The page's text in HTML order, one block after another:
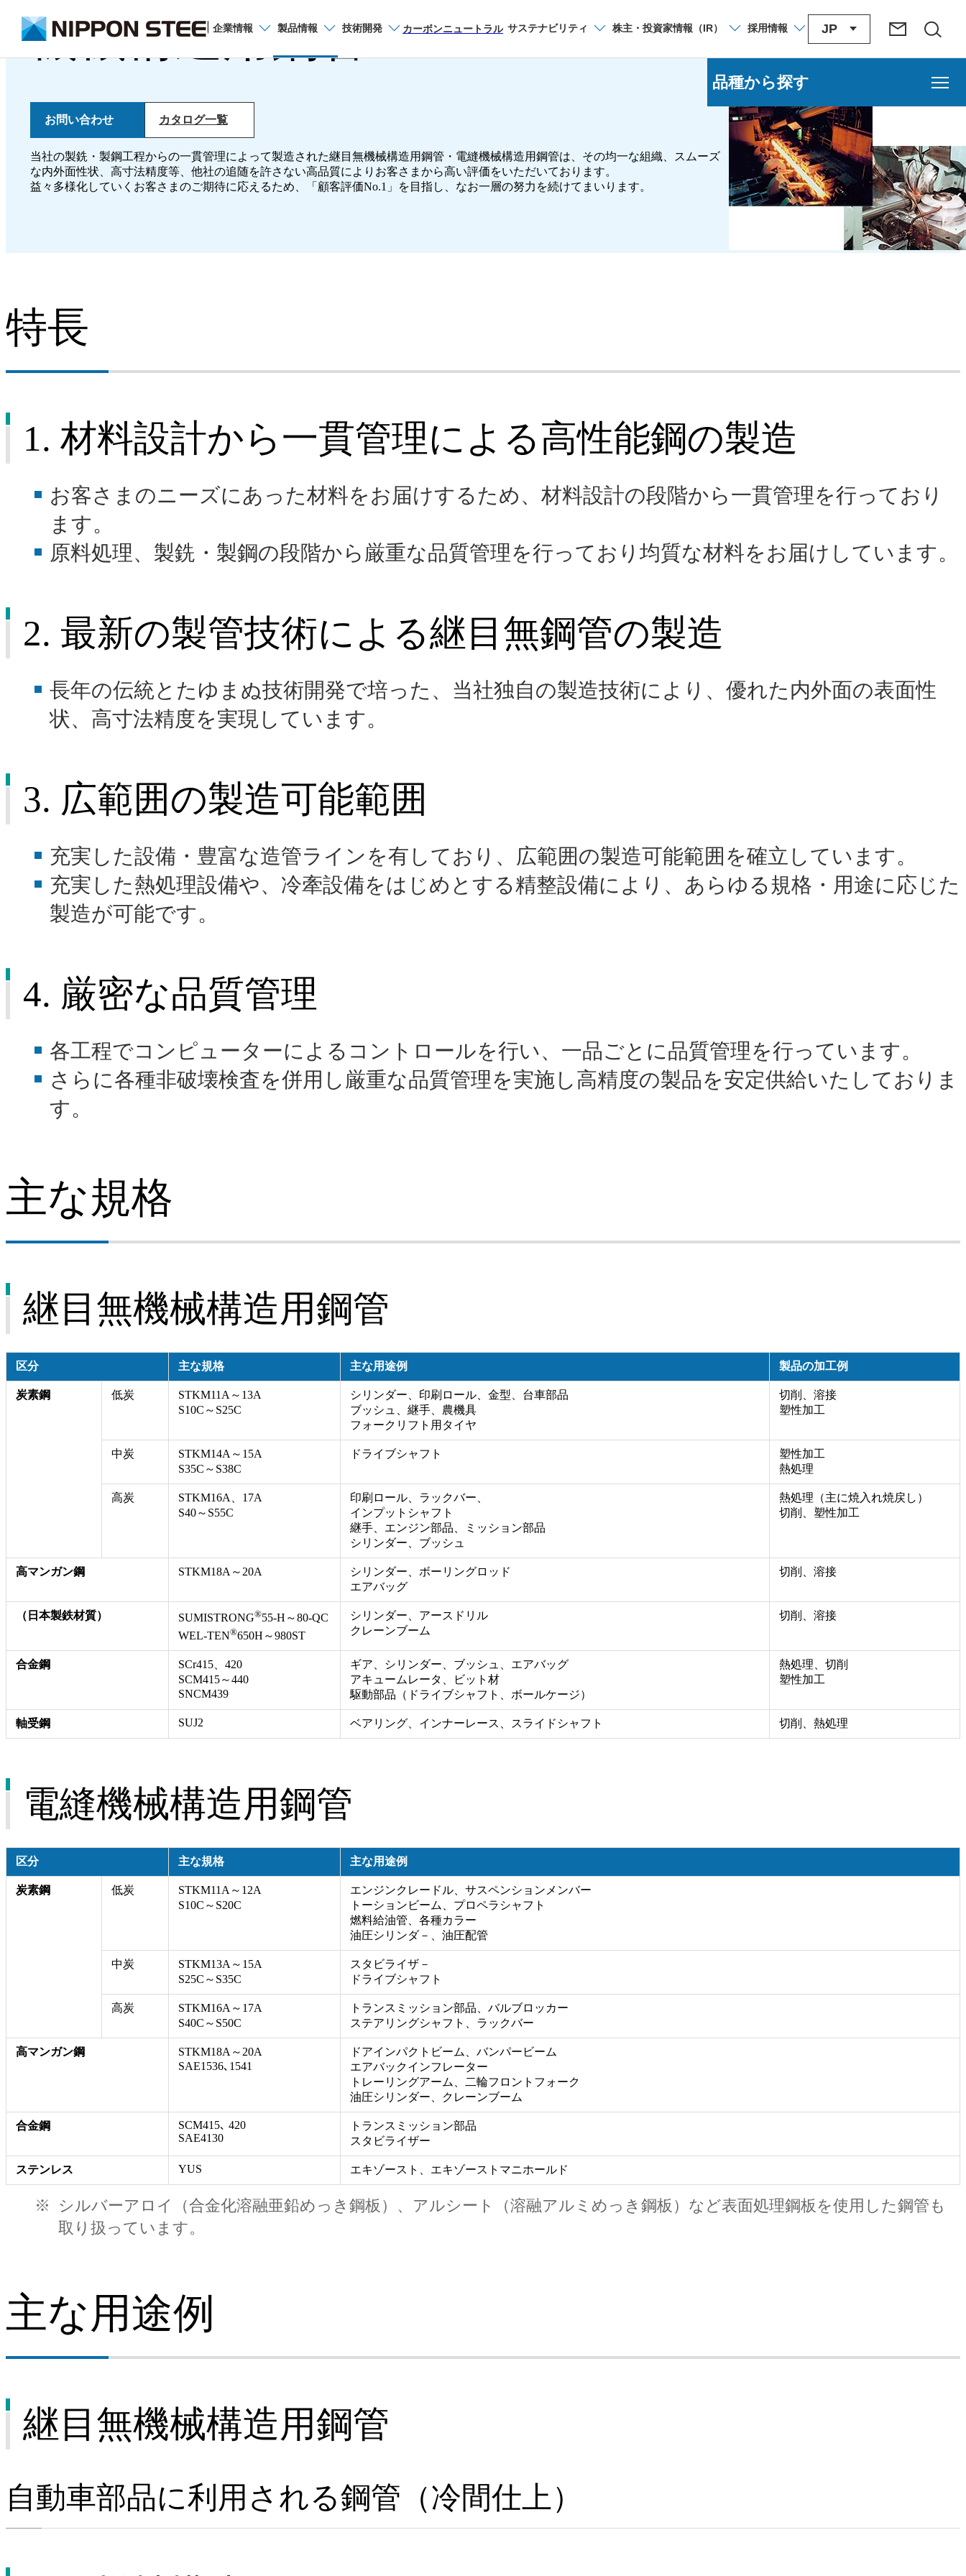
企業情報 製品情報 技術開発 カーボンニュートラル サステナビリティ 株主・投資家情報 （IR） 採用情報 JP
サイト内検索
機械構造用鋼管
お問い合わせ カタログ一覧
当社の製銑・製鋼工程からの一貫管理によって製造された継目無機械構造用鋼管・電縫機械構造用鋼管は、その均一な組織、スムーズ
な内外面性状、高寸法精度等、他社の追随を許さない高品質によりお客さまから高い評価をいただいております。
益々多様化していくお客さまのご期待に応えるため、「顧客評価No.1」を目指し、なお一層の努力を続けてまいります。
特長
1. 材料設計から一貫管理による高性能鋼の製造
お客さまのニーズにあった材料をお届けするため、材料設計の段階から一貫管理を行っており
ます。
原料処理、製銑・製鋼の段階から厳重な品質管理を行っており均質な材料をお届けしています。
2. 最新の製管技術による継目無鋼管の製造
長年の伝統とたゆまぬ技術開発で培った、当社独自の製造技術により、優れた内外面の表面性
状、高寸法精度を実現しています。
3. 広範囲の製造可能範囲
充実した設備・豊富な造管ラインを有しており、広範囲の製造可能範囲を確立しています。
充実した熱処理設備や、冷牽設備をはじめとする精整設備により、あらゆる規格・用途に応じた
製造が可能です。
4. 厳密な品質管理
各工程でコンピューターによるコントロールを行い、一品ごとに品質管理を行っています。
さらに各種非破壊検査を併用し厳重な品質管理を実施し高精度の製品を安定供給いたしておりま
す。
主な規格
継目無機械構造用鋼管
区分 主な規格 主な用途例 製品の加工例
炭素鋼 低炭
STKM11A～13A
S10C～S25C
シリンダー、印刷ロール、金型、台車部品
ブッシュ、継手、農機具
フォークリフト用タイヤ
切削、溶接
塑性加工
中炭
STKM14A～15A
S35C～S38C
ドライブシャフト
塑性加工
熱処理
高炭
STKM16A、17A
S40～S55C
印刷ロール、ラックバー、
インプットシャフト
継手、エンジン部品、ミッション部品
シリンダー、ブッシュ
熱処理（主に焼入れ焼戻し）
切削、塑性加工
高マンガン鋼 STKM18A～20A
シリンダー、ボーリングロッド
エアバッグ
切削、溶接
（日本製鉄材質） SUMISTRONG®55-H～80-QC
WEL-TEN®650H～980ST
シリンダー、アースドリル
クレーンブーム
切削、溶接
合金鋼
SCr415、420
SCM415～440
SNCM439
ギア、シリンダー、ブッシュ、エアバッグ
アキュームレータ、ビット材
駆動部品（ドライブシャフト、ボールケージ）
熱処理、切削
塑性加工
軸受鋼 SUJ2 ベアリング、インナーレース、スライドシャフト 切削、熱処理
電縫機械構造用鋼管
区分 主な規格 主な用途例
炭素鋼 低炭
STKM11A～12A
S10C～S20C
エンジンクレードル、サスペンションメンバー
トーションビーム、プロペラシャフト
燃料給油管、各種カラー
油圧シリンダ－、油圧配管
中炭
STKM13A～15A
S25C～S35C
スタビライザ－
ドライブシャフト
高炭
STKM16A～17A
S40C～S50C
トランスミッション部品、バルブロッカー
ステアリングシャフト、ラックバー
高マンガン鋼
STKM18A～20A
SAE1536､1541
ドアインパクトビーム、バンパービーム
エアバックインフレーター
トレーリングアーム、二輪フロントフォーク
油圧シリンダー、クレーンブーム
合金鋼
SCM415､ 420
SAE4130
トランスミッション部品
スタビライザー
ステンレス YUS エキゾースト、エキゾーストマニホールド
※
シルバーアロイ（合金化溶融亜鉛めっき鋼板）、アルシート（溶融アルミめっき鋼板）など表面処理鋼板を使用した鋼管も
取り扱っています。
主な用途例
継目無機械構造用鋼管
自動車部品に利用される鋼管（冷間仕上）
品種から探す
品種から探す
厚板
交通産機品
ステンレス
鉄鋼スラグ
製品一覧